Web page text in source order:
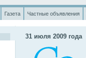
Газета Частные объявления
31 июля 2009 года